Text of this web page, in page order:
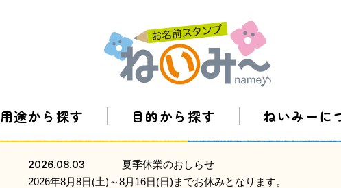
用途から探す 目的から探す ねいみーに
2026.08.03
夏季休業のおしらせ
2026年8月8日(土)～8月16日(日)までお休みとなります。